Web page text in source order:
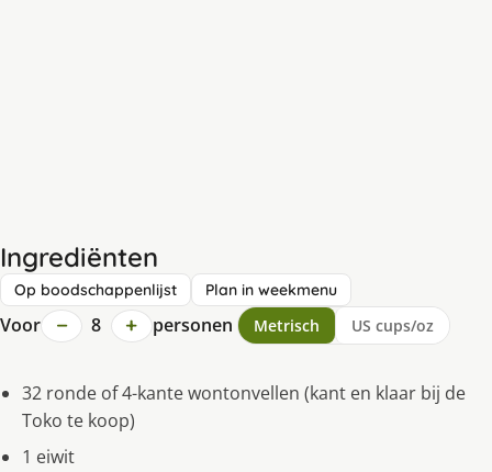
Ingrediënten
Op boodschappenlijst Plan in weekmenu
Voor − 8 + personen Metrisch US cups/oz
32 ronde of 4-kante wontonvellen (kant en klaar bij de
Toko te koop)
1 eiwit